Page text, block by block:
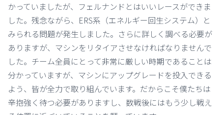
かっていましたが、フェルナンドとはいいレースができま
した。残念ながら、ERS系（エネルギー回生システム）と
みられる問題が発生しました。さらに詳しく調べる必要が
ありますが、マシンをリタイアさせなければなりませんで
した。チーム全員にとって非常に厳しい時期であることは
分かっていますが、マシンにアップグレードを投入できる
よう、皆が全力で取り組んでいます。だからこそ僕たちは
辛抱強く待つ必要がありますし、数戦後にはもう少し戦え